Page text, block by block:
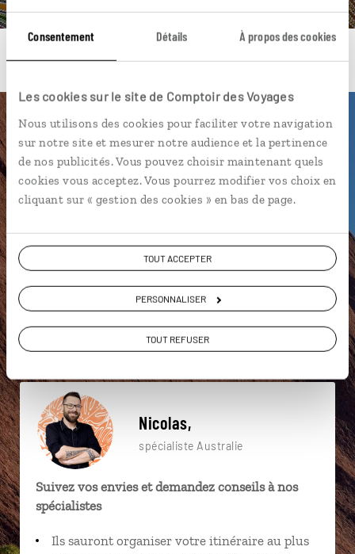
Consentement Détails À propos des cookies
Les cookies sur le site de Comptoir des Voyages
Nous utilisons des cookies pour faciliter votre navigation
sur notre site et mesurer notre audience et la pertinence
de nos publicités. Vous pouvez choisir maintenant quels
cookies vous acceptez. Vous pourrez modifier vos choix en
cliquant sur « gestion des cookies » en bas de page.
TOUT ACCEPTER
PERSONNALISER
TOUT REFUSER
Une envie de voyage
particulière ?
Adelaïde Arthur’s Pass Australie du Sud
Billabong
Adelaïde
Nicolas,
spécialiste Australie
Suivez vos envies et demandez conseils à nos
spécialistes
Ils sauront organiser votre itinéraire au plus